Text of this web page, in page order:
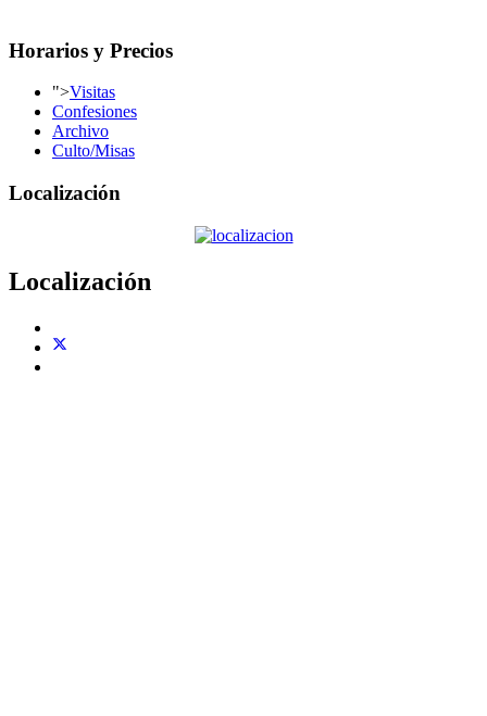
Horarios y Precios
">Visitas
Confesiones
Archivo
Culto/Misas
Localización
Localización